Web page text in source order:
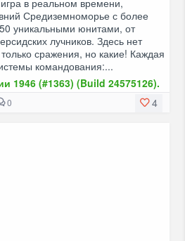
в реальном времени,
Средиземноморье с более
уникальными юнитами, от
лучников. Здесь нет
сражения, но какие! Каждая
командования:...
1946 (#1363) (Build 24575126).
4
0